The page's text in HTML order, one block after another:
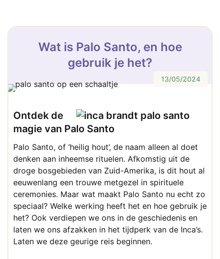
Wat is Palo Santo, en hoe
gebruik je het?
13/05/2024
Ontdek de
magie van Palo Santo
Palo Santo, of ‘heilig hout’, de naam alleen al doet
denken aan inheemse rituelen. Afkomstig uit de
droge bosgebieden van Zuid-Amerika, is dit hout al
eeuwenlang een trouwe metgezel in spirituele
ceremonies. Maar wat maakt Palo Santo nu echt zo
speciaal? Welke werking heeft het en hoe gebruik je
het? Ook verdiepen we ons in de geschiedenis en
laten we ons afzakken in het tijdperk van de Inca’s.
Laten we deze geurige reis beginnen.